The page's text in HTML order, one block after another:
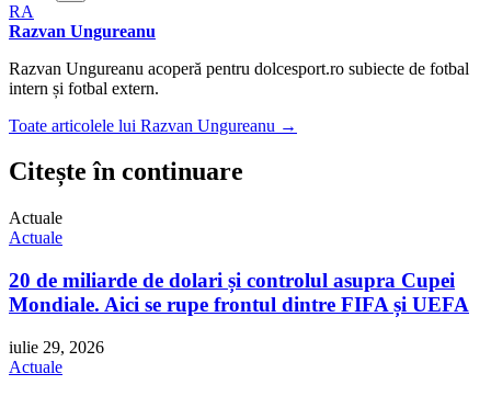
RA
Razvan Ungureanu
Razvan Ungureanu acoperă pentru dolcesport.ro subiecte de fotbal
intern și fotbal extern.
Toate articolele lui Razvan Ungureanu →
Citește în continuare
Actuale
Actuale
20 de miliarde de dolari și controlul asupra Cupei
Mondiale. Aici se rupe frontul dintre FIFA și UEFA
iulie 29, 2026
Actuale